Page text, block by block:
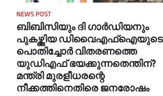
NEWS POST
ബിബിസിയും ദി ഗാര്‍ഡിയനും
പുകഴ്ത്തിയ ഡിവൈഎഫ്‌ഐയുടെ
പൊതിച്ചോര്‍ വിതരണത്തെ
യുഡിഎഫ് ഭയക്കുന്നതെന്തിന്?
മന്ത്രി മുരളീധരന്റെ
നീക്കത്തിനെതിരെ ജനരോഷം